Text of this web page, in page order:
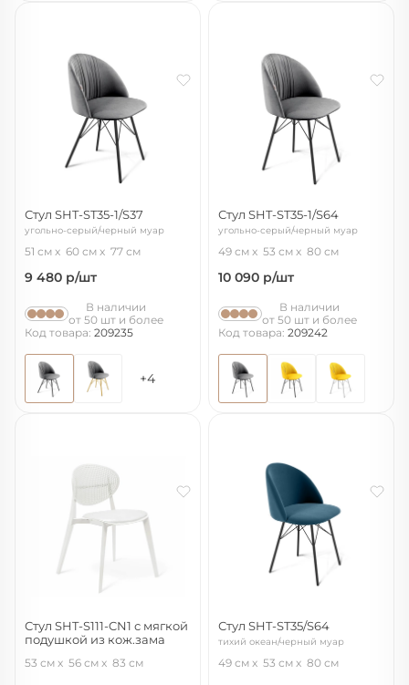
Стул SHT-ST35-1/S37
угольно-серый/черный муар
51 см 60 см 77 см
9 480 р/шт
В наличии
от 50 шт и более
Код товара: 209235
+4
Стул SHT-ST35-1/S64
угольно-серый/черный муар
49 см 53 см 80 см
10 090 р/шт
В наличии
от 50 шт и более
Код товара: 209242
Стул SHT-S111-CN1 с мягкой
подушкой из кож.зама
53 см 56 см 83 см
Стул SHT-ST35/S64
тихий океан/черный муар
49 см 53 см 80 см